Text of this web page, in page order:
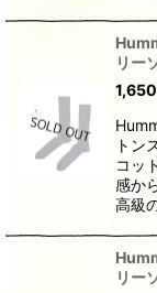
リー
1,650
トン
コッ
感か
高級
リー